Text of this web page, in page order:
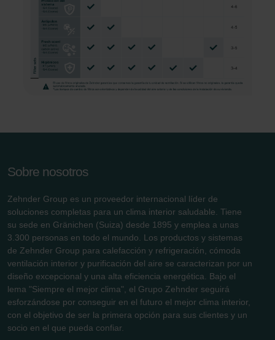
Sobre nosotros
Zehnder Group es un proveedor internacional líder de
soluciones completas para un clima interior saludable. Tiene
su sede en Gränichen (Suiza) desde 1895 y emplea a unas
3.300 personas en todo el mundo. Los productos y sistemas
de Zehnder Group para calefacción y refrigeración, cómoda
ventilación interior y purificación del aire se caracterizan por un
diseño excepcional y una alta eficiencia energética. Bajo el
lema "Siempre el mejor clima", el Grupo Zehnder seguirá
esforzándose por conseguir en el futuro el mejor clima interior,
con el objetivo de ser la primera opción para sus clientes y un
socio en el que pueda confiar.